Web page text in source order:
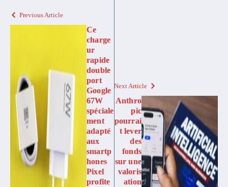
Previous Article
Ce
charge
ur
rapide
double
port
Google
67W
spéciale
ment
adapté
aux
smartp
hones
Pixel
profite
Next Article
Anthro
pic
pourrai
t lever
des
fonds
sur une
valoris
ation